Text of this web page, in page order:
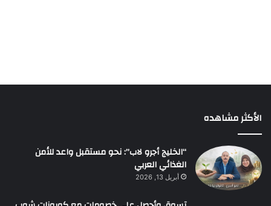
الأكثر مشاهده
“الخليج أجرو لاب”: نحو مستقبل واعد للأمن
الغذائي العربي
أبريل 13, 2026